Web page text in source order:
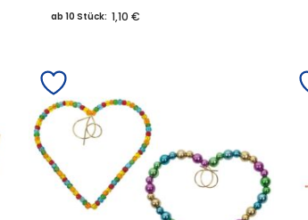
ab 10 Stück: 1,10 €